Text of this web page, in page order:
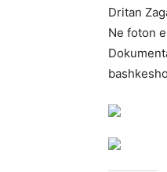
Dritan
Ne foton